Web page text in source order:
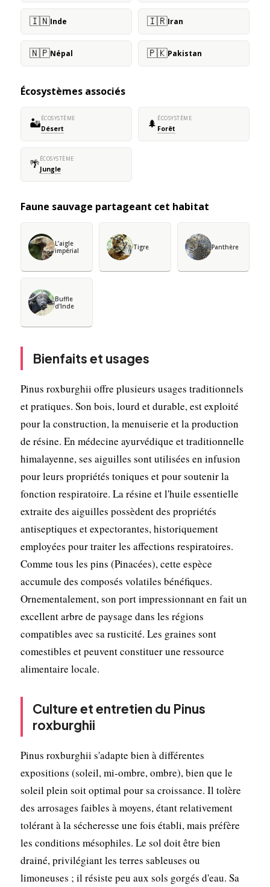
🇮🇳Inde 🇮🇷Iran
🇳🇵Népal 🇵🇰Pakistan
Écosystèmes associés
🏜️ÉCOSYSTÈME
Désert 🌲 ÉCOSYSTÈME
Forêt
🌴ÉCOSYSTÈME
Jungle
Faune sauvage partageant cet habitat
L’aigle
impérial
Tigre Panthère
Buffle
d'Inde
Bienfaits et usages
Pinus roxburghii offre plusieurs usages traditionnels
et pratiques. Son bois, lourd et durable, est exploité
pour la construction, la menuiserie et la production
de résine. En médecine ayurvédique et traditionnelle
himalayenne, ses aiguilles sont utilisées en infusion
pour leurs propriétés toniques et pour soutenir la
fonction respiratoire. La résine et l'huile essentielle
extraite des aiguilles possèdent des propriétés
antiseptiques et expectorantes, historiquement
employées pour traiter les affections respiratoires.
Comme tous les pins (Pinacées), cette espèce
accumule des composés volatiles bénéfiques.
Ornementalement, son port impressionnant en fait un
excellent arbre de paysage dans les régions
compatibles avec sa rusticité. Les graines sont
comestibles et peuvent constituer une ressource
alimentaire locale.
Culture et entretien du Pinus
roxburghii
Pinus roxburghii s'adapte bien à différentes
expositions (soleil, mi-ombre, ombre), bien que le
soleil plein soit optimal pour sa croissance. Il tolère
des arrosages faibles à moyens, étant relativement
tolérant à la sécheresse une fois établi, mais préfère
les conditions mésophiles. Le sol doit être bien
drainé, privilégiant les terres sableuses ou
limoneuses ; il résiste peu aux sols gorgés d'eau. Sa